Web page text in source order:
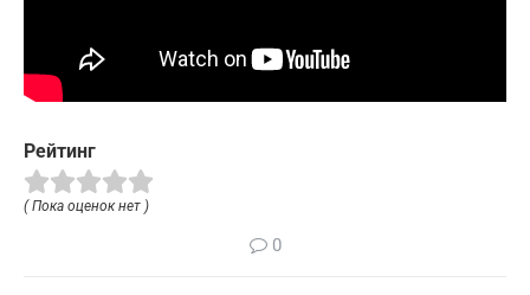
Рейтинг
( Пока оценок нет )
0